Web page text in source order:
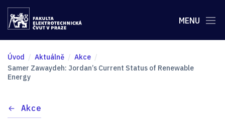
MENU
Úvod Aktuálně
Akce
Samer Zawaydeh: Jordan’s Current Status of Renewable
Energy
Akce